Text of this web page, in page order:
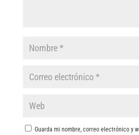
Guarda mi nombre, correo electrónico y